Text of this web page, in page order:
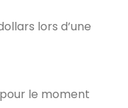
lors d’une
le moment